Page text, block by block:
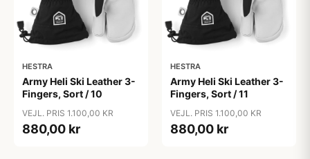
HESTRA
Army Heli Ski Leather 3-
Fingers, Sort / 10
VEJL. PRIS 1.100,00 KR
880,00 kr
HESTRA
Army Heli Ski Leather 3-
Fingers, Sort / 11
VEJL. PRIS 1.100,00 KR
880,00 kr